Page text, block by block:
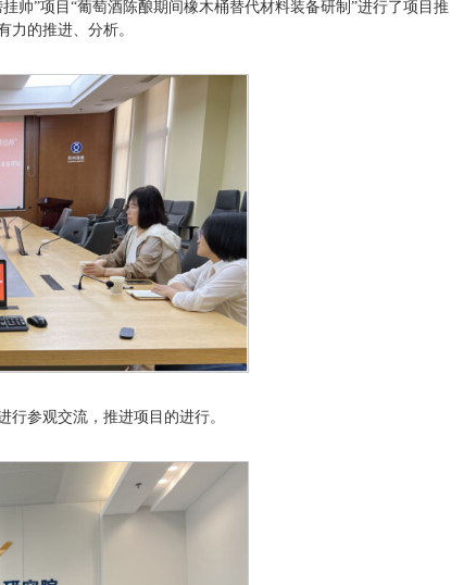
帅”项目“葡萄酒陈酿期间橡木桶替代材料装备研制”进行了项目推
力的推进、分析。
参观交流，推进项目的进行。